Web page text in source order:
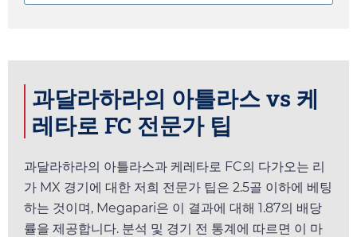
과달라하라의 아틀라스 vs 케
레타로 FC 전문가 팁
과달라하라의 아틀라스과 케레타로 FC의 다가오는 리
가 MX 경기에 대한 저희 전문가 팁은 2.5골 이하에 베팅
하는 것이며, Megapari은 이 결과에 대해 1.87의 배당
률을 제공합니다. 분석 및 경기 전 통계에 따르면 이 마